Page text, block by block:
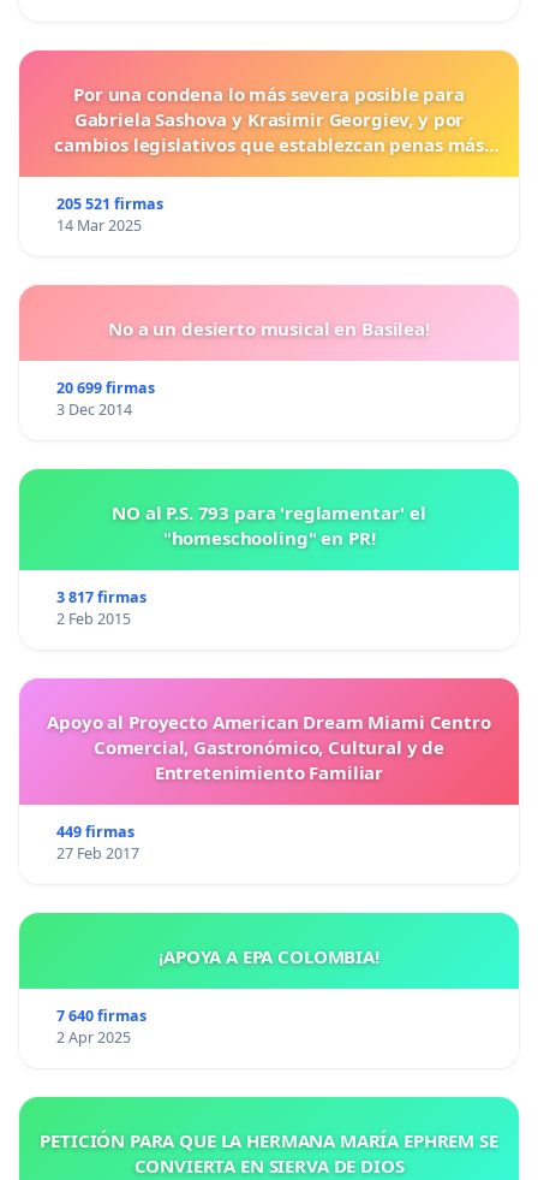
Por una condena lo más severa posible para
Gabriela Sashova y Krasimir Georgiev, y por
cambios legislativos que establezcan penas más
205 521 firmas
14 Mar 2025
No a un desierto musical en Basilea!
20 699 firmas
3 Dec 2014
NO al P.S. 793 para 'reglamentar' el
"homeschooling" en PR!
3 817 firmas
2 Feb 2015
Apoyo al Proyecto American Dream Miami Centro
Comercial, Gastronómico, Cultural y de
Entretenimiento Familiar
449 firmas
27 Feb 2017
¡APOYA A EPA COLOMBIA!
7 640 firmas
2 Apr 2025
PETICIÓN PARA QUE LA HERMANA MARÍA EPHREM SE
CONVIERTA EN SIERVA DE DIOS